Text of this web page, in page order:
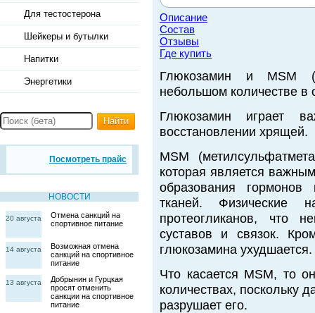
Для тестостерона
Шейкеры и бутылки
Напитки
Энергетики
Найти
Посмотреть прайс
НОВОСТИ
20 августа
Отмена санкций на
спортивное питание
14 августа
Возможная отмена
санкций на спортивное
питание
13 августа
Добрынин и Гурцкая
просят отменить
санкции на спортивное
питание
Описание
Состав
Отзывы
Где купить
Глюкозамин и MSM
небольшом количестве в
Глюкозамин играет
восстановлении хрящей.
MSM
которая является
образования
тканей. Физические
протеогликанов, что
суставов и связок.
глюкозамина ухудшается.
Что касается MSM, то
количествах, поскольку
разрушает его.